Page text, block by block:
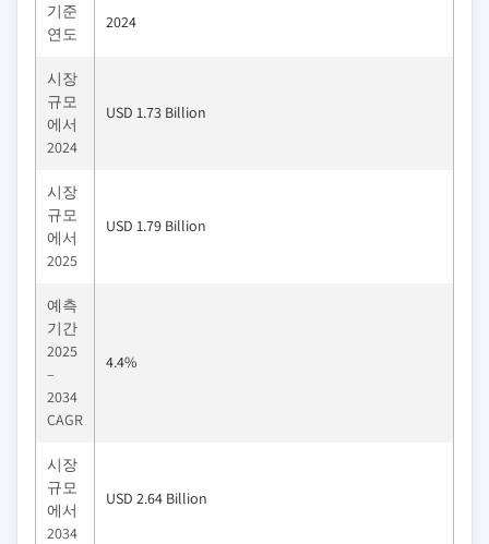
기준
연도
2024
시장
규모
에서
2024
USD 1.73 Billion
시장
규모
에서
2025
USD 1.79 Billion
예측
기간
2025
–
2034
CAGR
4.4%
시장
규모
에서
2034
USD 2.64 Billion